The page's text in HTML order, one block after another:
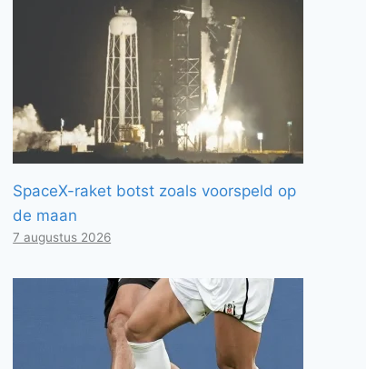
SpaceX-raket botst zoals voorspeld op
de maan
7 augustus 2026